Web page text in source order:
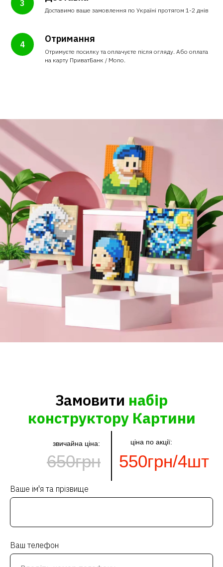
Доставимо ваше замовлення по Україні протягом 1-2 днів
Отримання
Отримуєте посилку та оплачуєте після огляду. Або оплата
на карту ПриватБанк / Mono.
Замовити набір
конструктору Картини
звичайна ціна:
650грн 550грн/4шт
ціна по акції:
Ваше ім'я та прізвище
Ваш телефон